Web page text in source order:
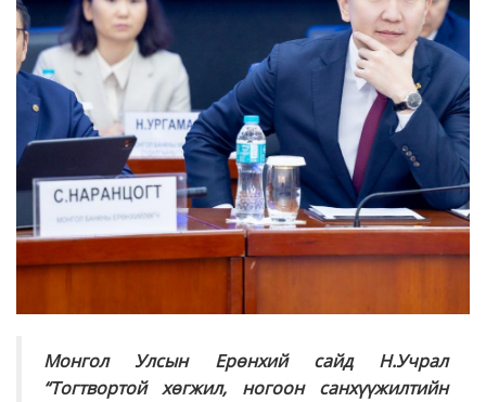
Монгол Улсын Ерөнхий сайд Н.Учрал
“Тогтвортой хөгжил, ногоон санхүүжилтийн